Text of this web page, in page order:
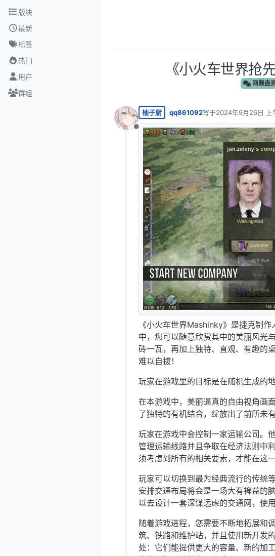
跳转至内容
版块
最新
标签
热门
用户
群组
《小火车世界抢
网赚盘
离线
柚子厨 qq861092写于2024年9月26日 上
最后由 编辑
《小火车世界Mashinky》是捷克制
中，您可以随意欣赏其中的美丽风光
砖一瓦，再加上独特、直观、有趣的
难以自拔！
玩家在游戏里的目标是在随机生成的
在本游戏中，美丽逼真的自由视角画
了独特的有机结合，绽放出了前所未有
玩家在游戏中会控制一家运输公司。
管理运输线路并且争取在经济法则中
须考虑到所有的相关要素，才能在这
玩家可以切换到最为经典流行的传统
安排交通布局将会是一场大有裨益的
以去设计一套深谋远虑的交通网，使
随着游戏进程，您需要不断地拓展和
筑、铁路和维护站，并且使用新开发
处：它们能提供更大的容量、新的加